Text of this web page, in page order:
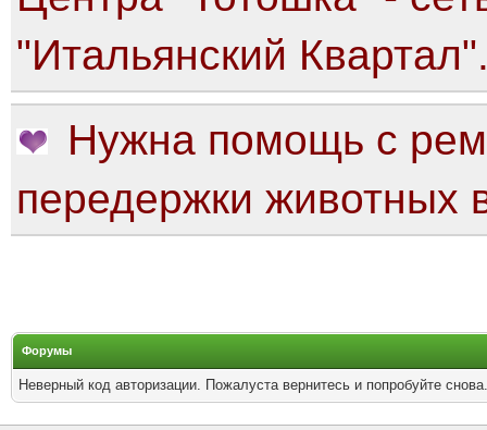
"Итальянский
Нужна помощь с
передержки животных
Форумы
Неверный код авторизации. Пожалуста вернитесь и попробуйте снова.